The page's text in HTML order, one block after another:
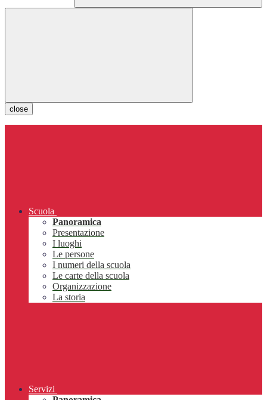
close
Scuola
Panoramica
Presentazione
I luoghi
Le persone
I numeri della scuola
Le carte della scuola
Organizzazione
La storia
Servizi